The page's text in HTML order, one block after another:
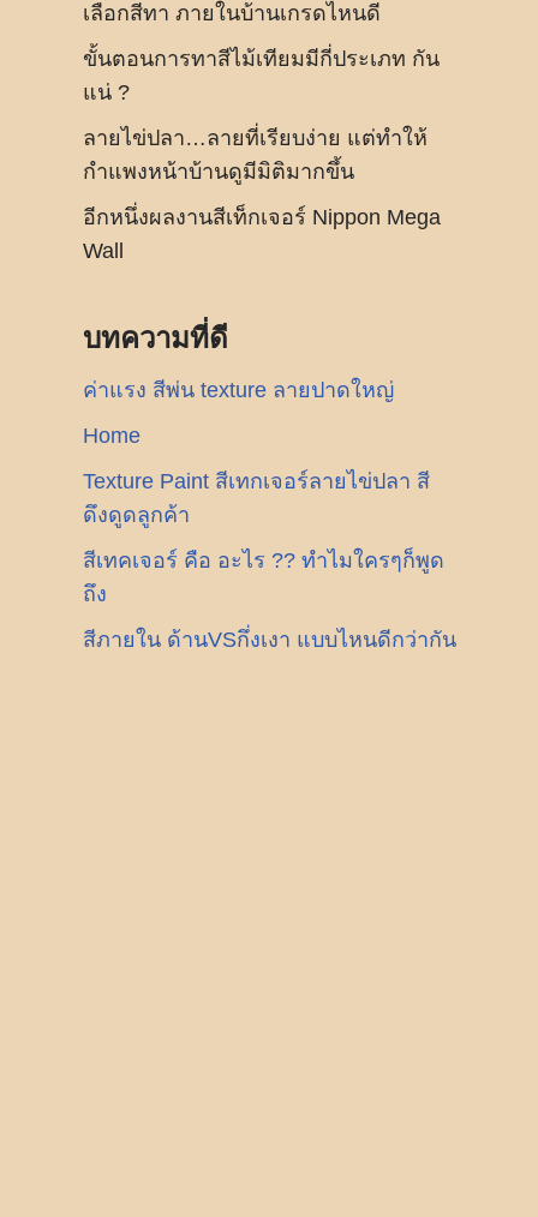
เลือกสีทา ภายในบ้านเกรดไหนดี
ขั้นตอนการทาสีไม้เทียมมีกี่ประเภท กัน
แน่ ?
ลายไข่ปลา…ลายที่เรียบง่าย แต่ทำให้
กำแพงหน้าบ้านดูมีมิติมากขึ้น
อีกหนึ่งผลงานสีเท็กเจอร์ Nippon Mega
Wall
บทความที่ดี
ค่าแรง สีพ่น texture ลายปาดใหญ่
Home
Texture Paint สีเทกเจอร์ลายไข่ปลา สี
ดึงดูดลูกค้า
สีเทคเจอร์ คือ อะไร ?? ทำไมใครๆก็พูด
ถึง
สีภายใน ด้านVSกึ่งเงา แบบไหนดีกว่ากัน